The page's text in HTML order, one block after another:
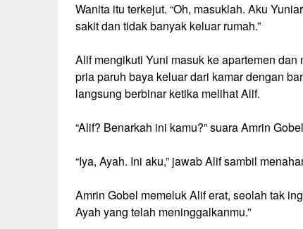
Wanita itu terkejut. “Oh, masuklah. Aku
sakit dan tidak banyak keluar rumah.”
Alif mengikuti Yuni masuk ke apartemen
pria paruh baya keluar dari kamar dengan
langsung berbinar ketika melihat Alif.
“Alif? Benarkah ini kamu?” suara Amrin
“Iya, Ayah. Ini aku,” jawab Alif sambil
Amrin Gobel memeluk Alif erat, seolah tak
Ayah yang telah meninggalkanmu.”